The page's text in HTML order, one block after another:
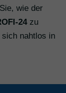
wie der
24zu
nahtlos in